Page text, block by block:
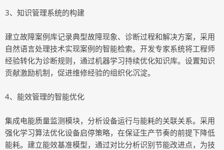
3、知识管理系统的构建
建立故障案例库记录典型故障现象、诊断过程和解决方案，采用
自然语言处理技术实现案例的智能检索。开发专家系统将工程师
经验转化为诊断规则，通过机器学习持续优化知识库。设置知识
贡献激励机制，促进维修经验的组织化沉淀。
4、能效管理的智能优化
集成电能质量监测模块，分析设备运行与能耗的关联关系。采用
强化学习算法优化设备启停策略，在保证生产节奏的前提下降低
能耗。建立能效基准模型，通过对比分析识别节能改进点，为技